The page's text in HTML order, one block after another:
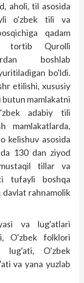
aholi, til asosida
o'zbek tili va
qadam
tortib Qurolli
boshlab
bo'ldi.
etilishi, xususiy
mamlakatni
adabiy tili
mamlakatlarda,
kelishuv asosida
130 dan ziyod
tillar va
tufayli boshqa
rahnamolik
va lug'atlari
O'zbek folklori
lug'ati, O'zbek
va yana yuzlab